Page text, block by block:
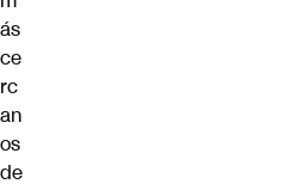
ás
ce
rc
an
os
de